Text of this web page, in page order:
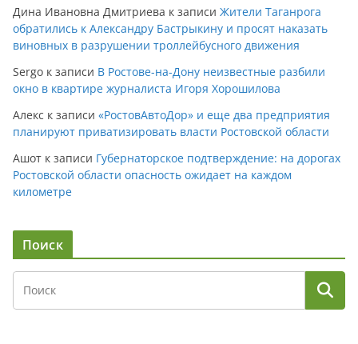
Дина Ивановна Дмитриева к записи Жители Таганрога
обратились к Александру Бастрыкину и просят наказать
виновных в разрушении троллейбусного движения
Sergo к записи В Ростове-на-Дону неизвестные разбили
окно в квартире журналиста Игоря Хорошилова
Алекс к записи «РостовАвтоДор» и еще два предприятия
планируют приватизировать власти Ростовской области
Ашот к записи Губернаторское подтверждение: на дорогах
Ростовской области опасность ожидает на каждом
километре
Поиск